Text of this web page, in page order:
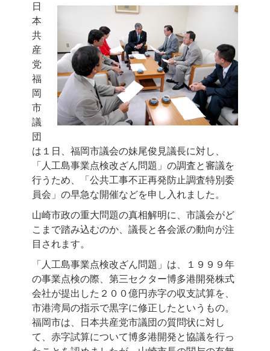
日
本
共
産
党
福
岡
市
議
団
は１日、福岡市議会の妹尾俊見議長に対し、
「人工島事業点検改ざん問題」の調査と審議を
行うため、「公共工事不正再発防止調査特別委
員会」の早急な開催などを申し入れました。
山崎市政の重大問題の真相解明に、市議会がど
こまで踏み込むのか、議長と各会派の動向が注
目されます。
「人工島事業点検改ざん問題」は、１９９９年
の事業点検の際、第三セクター博多港開発株式
会社が提出した２００億円赤字の収支試算を、
市港湾局の指示で黒字に修正したというもの。
福岡市は、日本共産党市議団の質問状に対し
て、赤字試算について博多港開発と協議を行っ